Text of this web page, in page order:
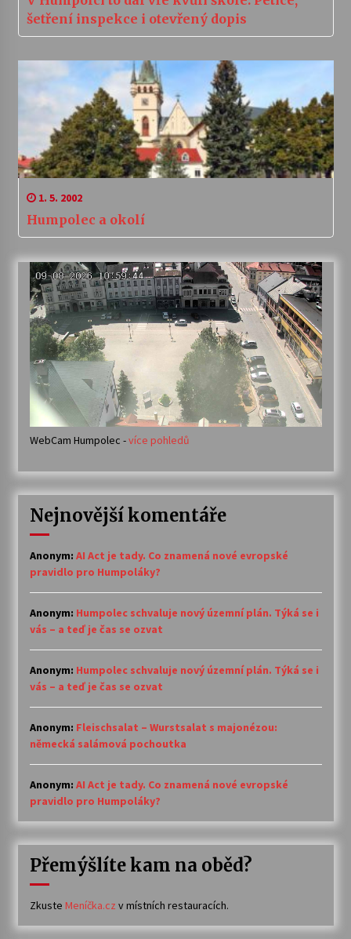
šetření inspekce i otevřený dopis
1. 5. 2002
Humpolec a okolí
WebCam Humpolec -více pohledů
Nejnovější komentáře
Anonym: AI Act je tady. Co znamená nové evropské
pravidlo pro Humpoláky?
Anonym: Humpolec schvaluje nový územní plán. Týká se i
vás – a teď je čas se ozvat
Anonym: Humpolec schvaluje nový územní plán. Týká se i
vás – a teď je čas se ozvat
Anonym: Fleischsalat – Wurstsalat s majonézou:
německá salámová pochoutka
Anonym: AI Act je tady. Co znamená nové evropské
pravidlo pro Humpoláky?
Přemýšlíte kam na oběd?
Zkuste Meníčka.cz v místních restauracích.